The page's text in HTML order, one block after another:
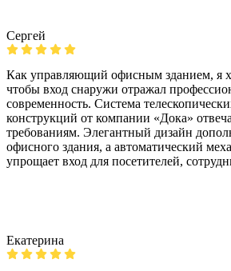
Сергей
Как управляющий офисным зданием, я
чтобы вход снаружи отражал
современность. Система
конструкций от компании «Дока»
требованиям. Элегантный дизайн
офисного здания, а автоматический
упрощает вход для посетителей,
Екатерина